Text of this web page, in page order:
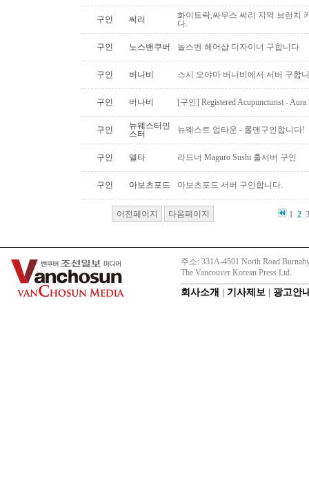
구인 써리
화이트락,싸우스 써리 지역 브런치
다.
구인 노스밴쿠버 놀스밴 헤어샵 디자이너 구합니다
구인 버나비 스시 오야마 버나비에서 서버 구합
구인 버나비 [구인] Registered Acupuncturist -
구인
뉴웨스터민
스터
뉴웨스트 업타운 - 롤맨구인합니다!
구인 델타 라드너 Maguro Sushi 홀서버 구인
구인 아보츠포드 아보츠포드 서버 구인합니다.
이전페이지 다음페이지 1 2
주소: 331A-4501 North Road
The Vancouver Korean Press Ltd.
회사소개 기사제보 광고안